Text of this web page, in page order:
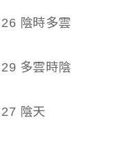
陰時多雲
多雲時陰
陰天